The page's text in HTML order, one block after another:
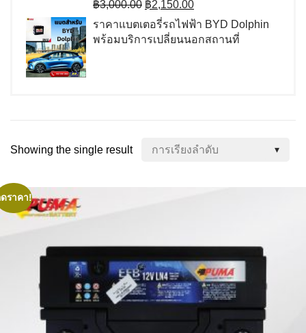
฿3,000.00 Original
price
was:
฿3,000.00.
฿2,150.00Current
price
is:
฿2,150.00.
ราคาแบตเตอรี่รถไฟฟ้า BYD Dolphin
พร้อมบริการเปลี่ยนนอกสถานที่
Showing the single result
ราคา!